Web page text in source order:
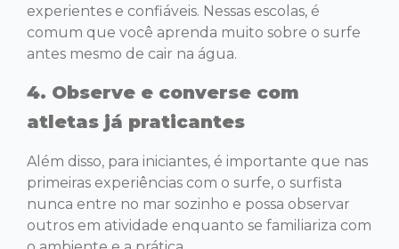
experientes e confiáveis. Nessas escolas, é
comum que você aprenda muito sobre o surfe
antes mesmo de cair na água.
4. Observe e converse com
atletas já praticantes
Além disso, para iniciantes, é importante que nas
primeiras experiências com o surfe, o surfista
nunca entre no mar sozinho e possa observar
outros em atividade enquanto se familiariza com